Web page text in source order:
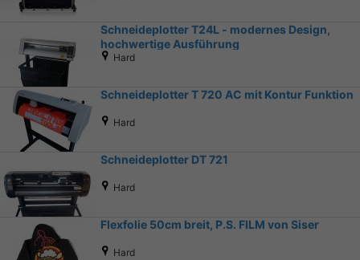
Schneideplotter T24L - modernes Design,
hochwertige Ausführung
Hard
Schneideplotter T 720 AC mit Kontur Funktion
Hard
Schneideplotter DT 721
Hard
Flexfolie 50cm breit, P.S. FILM von Siser
Hard